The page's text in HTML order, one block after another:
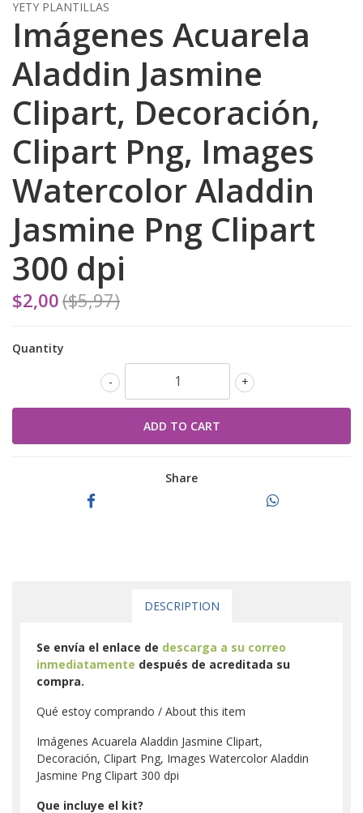
YETY PLANTILLAS
Imágenes Acuarela
Aladdin Jasmine
Clipart, Decoración,
Clipart Png, Images
Watercolor Aladdin
Jasmine Png Clipart
300 dpi
$2,00($5,97)
Quantity
+
-
Share
DESCRIPTION
Se envía el enlace de descarga a su correo
inmediatamente después de acreditada su
compra.
Qué estoy comprando / About this item
Imágenes Acuarela Aladdin Jasmine Clipart,
Decoración, Clipart Png, Images Watercolor Aladdin
Jasmine Png Clipart 300 dpi
Que incluye el kit?